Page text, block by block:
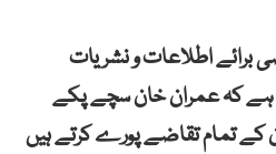
برائے اطلاعات و نشریات
ہے کہ عمران خان سچے پکے
تمام تقاضے پورے کرتے ہیں